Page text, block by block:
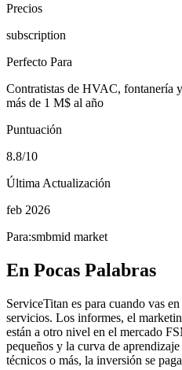
Precios
subscription
Perfecto Para
Contratistas de HVAC, fontanería
más de 1 M$ al año
Puntuación
8.8/10
Última Actualización
feb 2026
Para:smbmid market
En Pocas Palabras
ServiceTitan es para cuando vas
servicios. Los informes, el
están a otro nivel en el mercado
pequeños y la curva de
técnicos o más, la inversión se